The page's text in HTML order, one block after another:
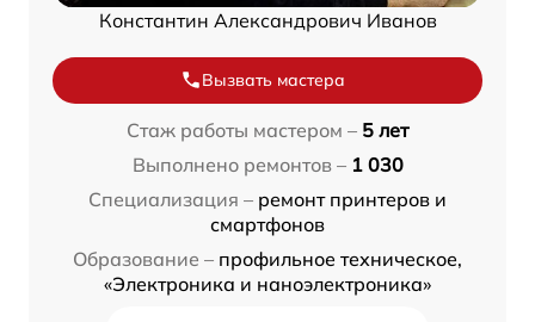
Константин Александрович Иванов
Вызвать мастера
Стаж работы мастером – 5 лет
Выполнено ремонтов – 1 030
Специализация – ремонт принтеров и
смартфонов
Образование – профильное техническое,
«Электроника и наноэлектроника»